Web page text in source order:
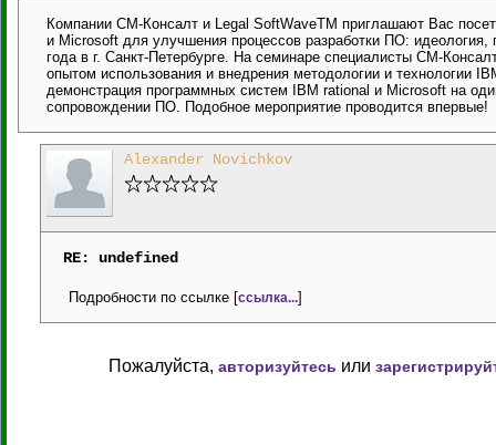
Компании СМ-Консалт и Legal SoftWaveTM приглашают Вас
и Microsoft для улучшения процессов разработки ПО:
года в г. Санкт-Петербурге. На семинаре специалисты СМ-
опытом использования и внедрения методологии и технологии
демонстрация программных систем IBM rational и Microsoft на
сопровождении ПО. Подобное мероприятие проводится впервые!
Alexander Novichkov
RE: undefined
Подробности по ссылке [ссылка...]
Пожалуйста, авторизуйтесь или